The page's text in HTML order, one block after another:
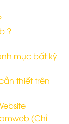
?
mục bất kỳ
thiết trên
(Chỉ